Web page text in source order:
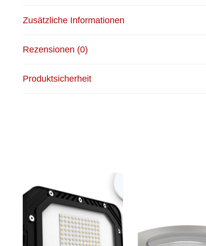
Zusätzliche Informationen
Rezensionen (0)
Produktsicherheit